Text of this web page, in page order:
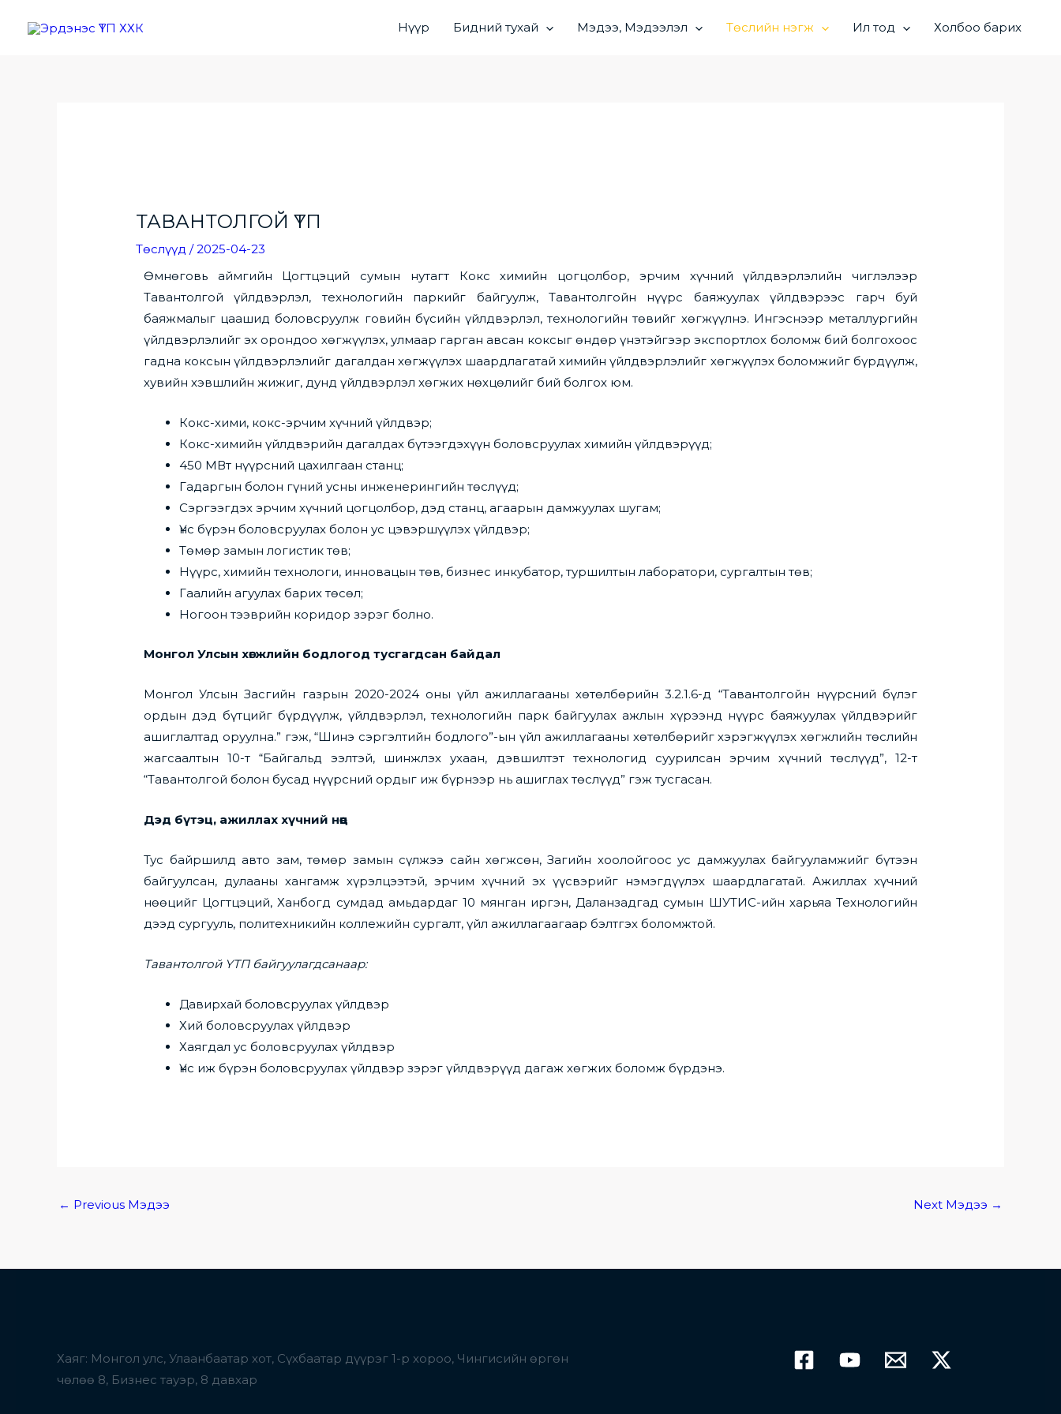
Нүүр Бидний тухай Мэдээ, Мэдээлэл Төслийн нэгж Ил тод Холбоо барих
ТАВАНТОЛГОЙ ҮТП
Төслүүд /2025-04-23
Өмнөговь аймгийн Цогтцэций сумын нутагт Кокс химийн цогцолбор, эрчим хүчний үйлдвэрлэлийн чиглэлээр
Тавантолгой үйлдвэрлэл, технологийн паркийг байгуулж, Тавантолгойн нүүрс баяжуулах үйлдвэрээс гарч буй
баяжмалыг цаашид боловсруулж говийн бүсийн үйлдвэрлэл, технологийн төвийг хөгжүүлнэ. Ингэснээр металлургийн
үйлдвэрлэлийг эх орондоо хөгжүүлэх, улмаар гарган авсан коксыг өндөр үнэтэйгээр экспортлох боломж бий болгохоос
гадна коксын үйлдвэрлэлийг дагалдан хөгжүүлэх шаардлагатай химийн үйлдвэрлэлийг хөгжүүлэх боломжийг бүрдүүлж,
хувийн хэвшлийн жижиг, дунд үйлдвэрлэл хөгжих нөхцөлийг бий болгох юм.
Кокс-хими, кокс-эрчим хүчний үйлдвэр;
Кокс-химийн үйлдвэрийн дагалдах бүтээгдэхүүн боловсруулах химийн үйлдвэрүүд;
450 МВт нүүрсний цахилгаан станц;
Гадаргын болон гүний усны инженерингийн төслүүд;
Сэргээгдэх эрчим хүчний цогцолбор, дэд станц, агаарын дамжуулах шугам;
Үнс бүрэн боловсруулах болон ус цэвэршүүлэх үйлдвэр;
Төмөр замын логистик төв;
Нүүрс, химийн технологи, инновацын төв, бизнес инкубатор, туршилтын лаборатори, сургалтын төв;
Гаалийн агуулах барих төсөл;
Ногоон тээврийн коридор зэрэг болно.
Монгол Улсын хөгжлийн бодлогод тусгагдсан байдал
Монгол Улсын Засгийн газрын 2020-2024 оны үйл ажиллагааны хөтөлбөрийн 3.2.1.6-д “Тавантолгойн нүүрсний бүлэг
ордын дэд бүтцийг бүрдүүлж, үйлдвэрлэл, технологийн парк байгуулах ажлын хүрээнд нүүрс баяжуулах үйлдвэрийг
ашиглалтад оруулна.” гэж, “Шинэ сэргэлтийн бодлого”-ын үйл ажиллагааны хөтөлбөрийг хэрэгжүүлэх хөгжлийн төслийн
жагсаалтын 10-т “Байгальд ээлтэй, шинжлэх ухаан, дэвшилтэт технологид суурилсан эрчим хүчний төслүүд”, 12-т
“Тавантолгой болон бусад нүүрсний ордыг иж бүрнээр нь ашиглах төслүүд” гэж тусгасан.
Дэд бүтэц, ажиллах хүчний нөөц
Тус байршилд авто зам, төмөр замын сүлжээ сайн хөгжсөн, Загийн хоолойгоос ус дамжуулах байгууламжийг бүтээн
байгуулсан, дулааны хангамж хүрэлцээтэй, эрчим хүчний эх үүсвэрийг нэмэгдүүлэх шаардлагатай. Ажиллах хүчний
нөөцийг Цогтцэций, Ханбогд сумдад амьдардаг 10 мянган иргэн, Даланзадгад сумын ШУТИС-ийн харьяа Технологийн
дээд сургууль, политехникийн коллежийн сургалт, үйл ажиллагаагаар бэлтгэх боломжтой.
Тавантолгой ҮТП байгуулагдсанаар:
Давирхай боловсруулах үйлдвэр
Хий боловсруулах үйлдвэр
Хаягдал ус боловсруулах үйлдвэр
Үнс иж бүрэн боловсруулах үйлдвэр зэрэг үйлдвэрүүд дагаж хөгжих боломж бүрдэнэ.
← Previous Мэдээ Next Мэдээ →
Хаяг: Монгол улс, Улаанбаатар хот, Сүхбаатар дүүрэг 1-р хороо, Чингисийн өргөн
чөлөө 8, Бизнес тауэр, 8 давхар